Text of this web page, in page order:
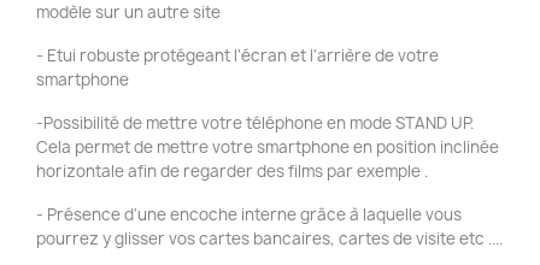
modèle sur un autre site
- Etui robuste protégeant l'écran et l'arrière de votre
smartphone
-Possibilité de mettre votre téléphone en mode STAND UP.
Cela permet de mettre votre smartphone en position inclinée
horizontale afin de regarder des films par exemple .
- Présence d'une encoche interne grâce à laquelle vous
pourrez y glisser vos cartes bancaires, cartes de visite etc ....